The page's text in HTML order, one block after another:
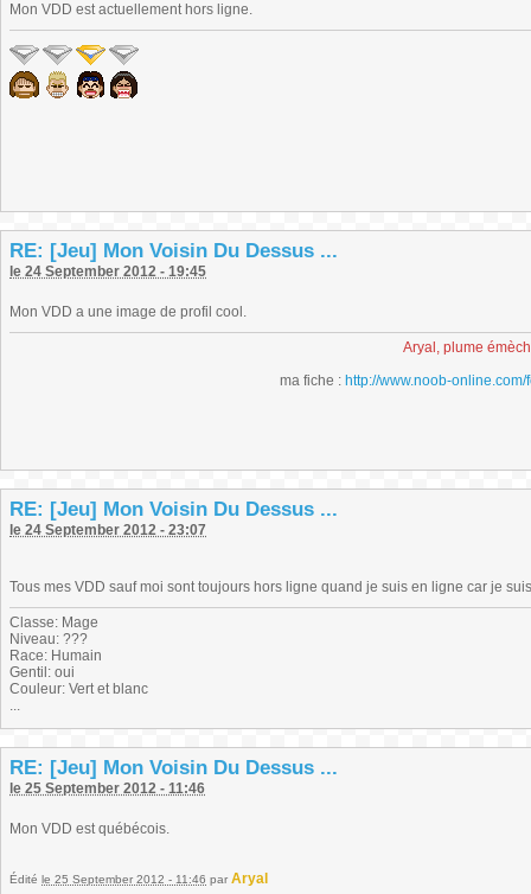
Mon VDD est actuellement hors ligne.
RE: [Jeu] Mon Voisin Du Dessus ...
le 24 September 2012 - 19:45
Mon VDD a une image de profil cool.
Aryal, plume
ma fiche : http://www.noob-
RE: [Jeu] Mon Voisin Du Dessus ...
le 24 September 2012 - 23:07
Tous mes VDD sauf moi sont toujours hors ligne quand je suis en ligne car je
Classe: Mage
Niveau: ???
Race: Humain
Gentil: oui
Couleur: Vert et blanc
...
RE: [Jeu] Mon Voisin Du Dessus ...
le 25 September 2012 - 11:46
Mon VDD est québécois.
Édité le 25 September 2012 - 11:46 par Aryal